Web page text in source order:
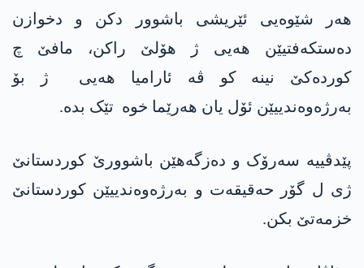
ھەر شێوەیی ئێریشی باشوور دکن و دخوازن
دەستکەفتیێن ھەیی ژ ھۆلێ راکن، مافێ چ
کوردەکێ نینە کو ڤە ئارامیا ھەیی ژ بۆ
بەرژەوەندییێن ئۆل یان ھەرێما خوە تێک بدە.
پێدڤییە سەرۆک و دەزگەھێن باشوورێ کوردستانێ
ژی ل گۆر حەقیقەت و بەرژەوەندییێن کوردستانێ
خزمەتێ بکن.